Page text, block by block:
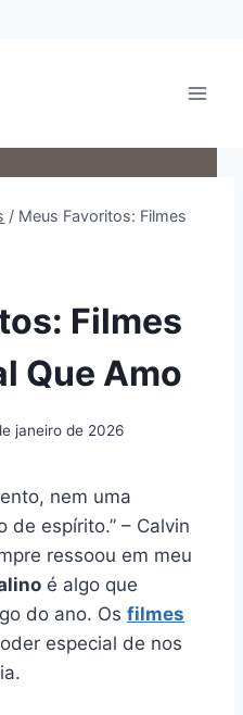
/ Meus Favoritos: Filmes
Filmes
Que Amo
janeiro de 2026
nem uma
de espírito.” – Calvin
ressoou em meu
é algo que
do ano. Os filmes
especial de nos